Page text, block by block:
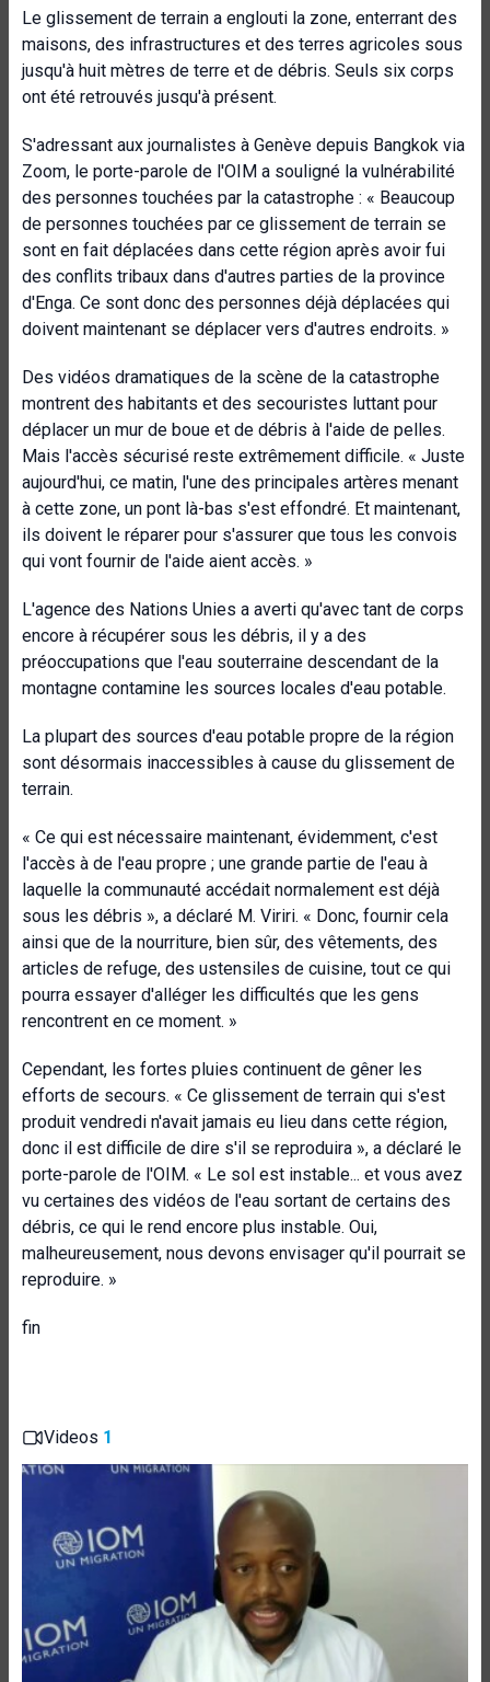
Le glissement de terrain a englouti la zone, enterrant des
maisons, des infrastructures et des terres agricoles sous
jusqu'à huit mètres de terre et de débris. Seuls six corps
ont été retrouvés jusqu'à présent.
S'adressant aux journalistes à Genève depuis Bangkok via
Zoom, le porte-parole de l'OIM a souligné la vulnérabilité
des personnes touchées par la catastrophe : « Beaucoup
de personnes touchées par ce glissement de terrain se
sont en fait déplacées dans cette région après avoir fui
des conflits tribaux dans d'autres parties de la province
d'Enga. Ce sont donc des personnes déjà déplacées qui
doivent maintenant se déplacer vers d'autres endroits. »
Des vidéos dramatiques de la scène de la catastrophe
montrent des habitants et des secouristes luttant pour
déplacer un mur de boue et de débris à l'aide de pelles.
Mais l'accès sécurisé reste extrêmement difficile. « Juste
aujourd'hui, ce matin, l'une des principales artères menant
à cette zone, un pont là-bas s'est effondré. Et maintenant,
ils doivent le réparer pour s'assurer que tous les convois
qui vont fournir de l'aide aient accès. »
L'agence des Nations Unies a averti qu'avec tant de corps
encore à récupérer sous les débris, il y a des
préoccupations que l'eau souterraine descendant de la
montagne contamine les sources locales d'eau potable.
La plupart des sources d'eau potable propre de la région
sont désormais inaccessibles à cause du glissement de
terrain.
« Ce qui est nécessaire maintenant, évidemment, c'est
l'accès à de l'eau propre ; une grande partie de l'eau à
laquelle la communauté accédait normalement est déjà
sous les débris », a déclaré M. Viriri. « Donc, fournir cela
ainsi que de la nourriture, bien sûr, des vêtements, des
articles de refuge, des ustensiles de cuisine, tout ce qui
pourra essayer d'alléger les difficultés que les gens
rencontrent en ce moment. »
Cependant, les fortes pluies continuent de gêner les
efforts de secours. « Ce glissement de terrain qui s'est
produit vendredi n'avait jamais eu lieu dans cette région,
donc il est difficile de dire s'il se reproduira », a déclaré le
porte-parole de l'OIM. « Le sol est instable... et vous avez
vu certaines des vidéos de l'eau sortant de certains des
débris, ce qui le rend encore plus instable. Oui,
malheureusement, nous devons envisager qu'il pourrait se
reproduire. »
fin
Videos 1